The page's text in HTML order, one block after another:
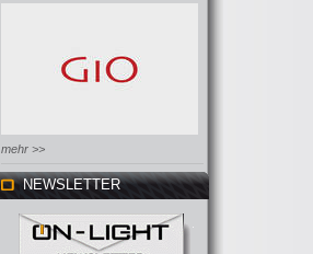
mehr >>
NEWSLETTER